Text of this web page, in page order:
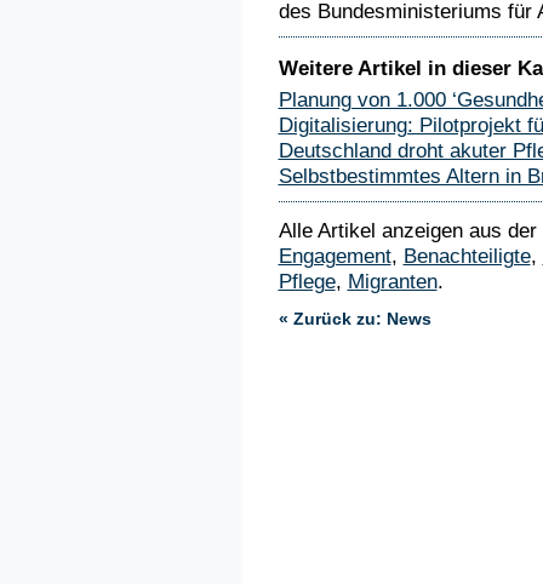
des Bundesministeriums für
Weitere Artikel in dieser
Planung von 1.000
Digitalisierung: Pilotprojekt
Deutschland droht akuter
Selbstbestimmtes Altern in
Alle Artikel anzeigen aus
Engagement, Benachteiligte,
Pflege, Migranten.
« Zurück zu: News